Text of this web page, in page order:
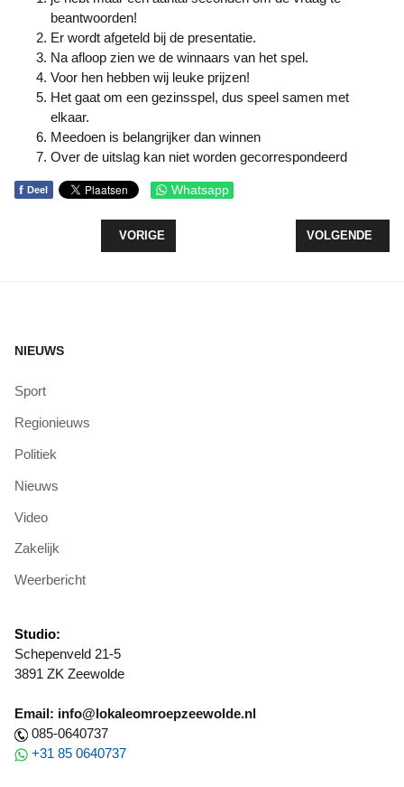
beantwoorden!
Er wordt afgeteld bij de presentatie.
Na afloop zien we de winnaars van het spel.
Voor hen hebben wij leuke prijzen!
Het gaat om een gezinsspel, dus speel samen met
elkaar.
Meedoen is belangrijker dan winnen
Over de uitslag kan niet worden gecorrespondeerd
f Deel Whatsapp
VORIG ARTIKEL: UITVAART
VORIGE VOLGENDE
VOLGENDE
NIEUWS
Sport
Regionieuws
Politiek
Nieuws
Video
Zakelijk
Weerbericht
Studio:
Schepenveld 21-5
3891 ZK Zeewolde
Email: info@lokaleomroepzeewolde.nl
085-0640737
+31 85 0640737